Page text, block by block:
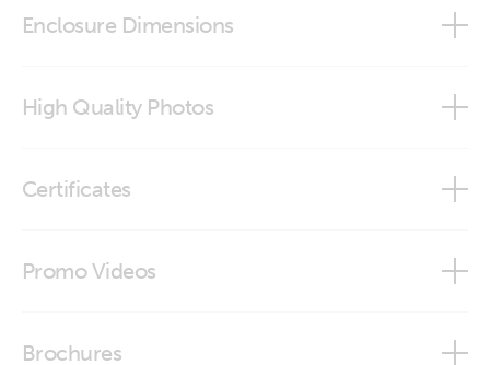
Enclosure Dimensions
High Quality Photos
Filax 2 (frontside)
Certificates
Promo Videos
Brochures